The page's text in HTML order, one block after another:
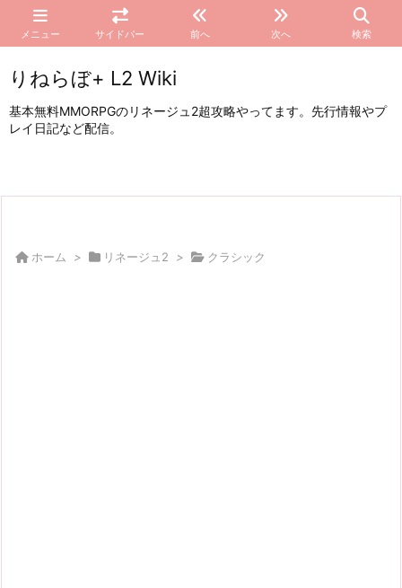
メニュー サイドバー 前へ 次へ 検索
りねらぼ+ L2 Wiki
基本無料MMORPGのリネージュ2超攻略やってます。先行情報やプ
レイ日記など配信。
ホーム > リネージュ2 > クラシック